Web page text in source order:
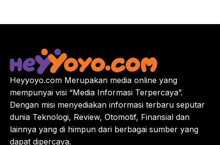
Heyyoyo.com Merupakan media online yang
mempunyai visi “Media Informasi Terpercaya”.
Dengan misi menyediakan informasi terbaru seputar
dunia Teknologi, Review, Otomotif, Finansial dan
lainnya yang di himpun dari berbagai sumber yang
dapat dipercaya.